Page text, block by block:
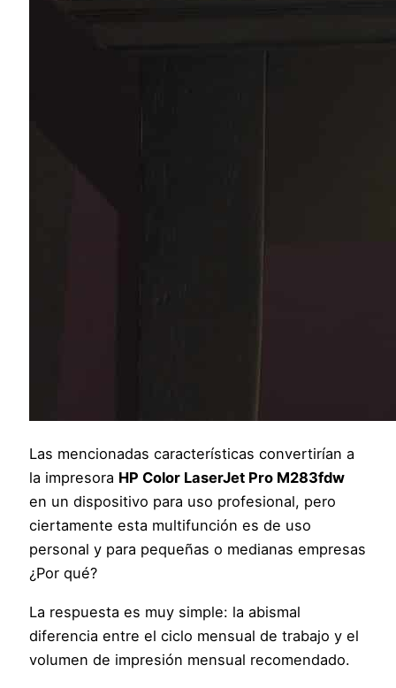
Las mencionadas características convertirían a
la impresora HP Color LaserJet Pro M283fdw
en un dispositivo para uso profesional, pero
ciertamente esta multifunción es de uso
personal y para pequeñas o medianas empresas
¿Por qué?
La respuesta es muy simple: la abismal
diferencia entre el ciclo mensual de trabajo y el
volumen de impresión mensual recomendado.